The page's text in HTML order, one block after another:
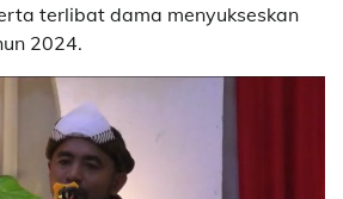
terlibat dama menyukseskan
2024.